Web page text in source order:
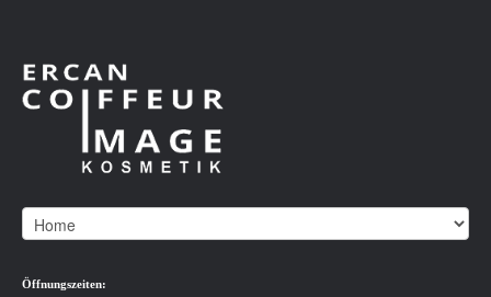
Öffnungszeiten: